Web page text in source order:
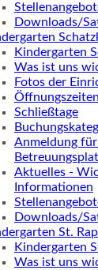
Downloads/
Kindergarten
Was ist uns
Fotos der
Öffnungszeiten
Schließtage
Anmeldung
Aktuelles -
Informationen
Downloads/
St.
Kindergarten
Was ist uns